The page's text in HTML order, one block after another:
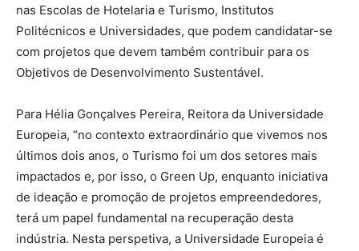
nas Escolas de Hotelaria e Turismo, Institutos
Politécnicos e Universidades, que podem candidatar-se
com projetos que devem também contribuir para os
Objetivos de Desenvolvimento Sustentável.
Para Hélia Gonçalves Pereira, Reitora da Universidade
Europeia, “no contexto extraordinário que vivemos nos
últimos dois anos, o Turismo foi um dos setores mais
impactados e, por isso, o Green Up, enquanto iniciativa
de ideação e promoção de projetos empreendedores,
terá um papel fundamental na recuperação desta
indústria. Nesta perspetiva, a Universidade Europeia é